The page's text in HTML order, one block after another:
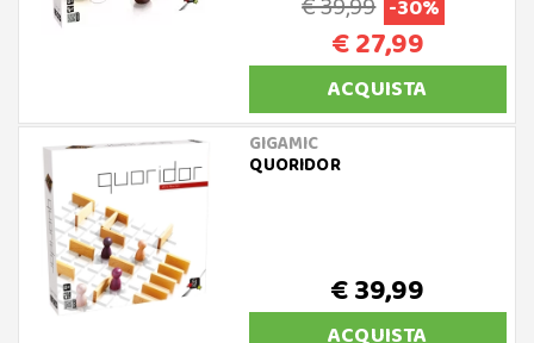
-30%
€ 27,99
ACQUISTA
GIGAMIC
QUORIDOR
€ 39,99
ACQUISTA